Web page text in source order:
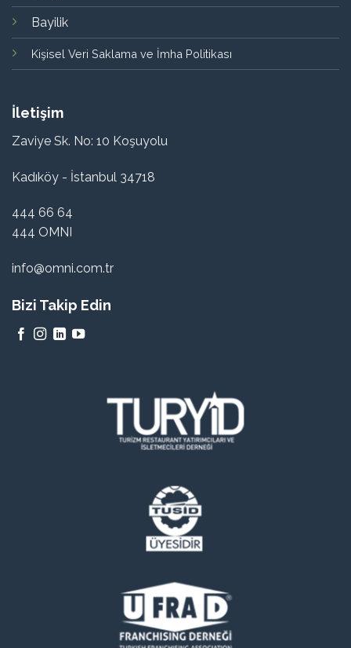
Bayilik
Kişisel Veri Saklama ve İmha Politikası
İletişim
Zaviye Sk. No: 10 Koşuyolu
Kadıköy - İstanbul 34718
444 66 64
444 OMNI
info@omni.com.tr
Bizi Takip Edin